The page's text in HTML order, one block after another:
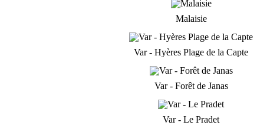
Malaisie
Var - Hyères Plage de la Capte
Var - Forêt de Janas
Var - Le Pradet